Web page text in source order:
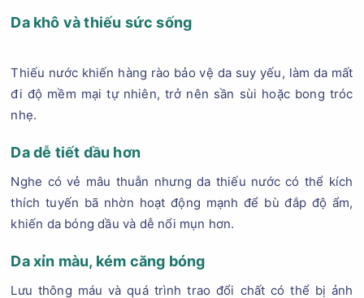
Da khô và thiếu sức sống
Thiếu nước khiến hàng rào bảo vệ da suy yếu, làm da mất
đi độ mềm mại tự nhiên, trở nên sần sùi hoặc bong tróc
nhẹ.
Da dễ tiết dầu hơn
Nghe có vẻ mâu thuẫn nhưng da thiếu nước có thể kích
thích tuyến bã nhờn hoạt động mạnh để bù đắp độ ẩm,
khiến da bóng dầu và dễ nổi mụn hơn.
Da xỉn màu, kém căng bóng
Lưu thông máu và quá trình trao đổi chất có thể bị ảnh